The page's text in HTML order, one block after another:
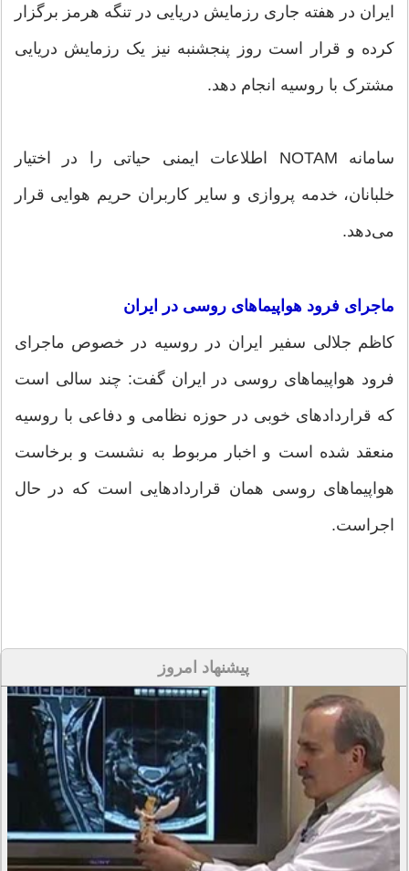
ایران در هفته جاری رزمایش دریایی در تنگه هرمز برگزار
کرده و قرار است روز پنجشنبه نیز یک رزمایش دریایی
مشترک با روسیه انجام دهد.
سامانه NOTAM اطلاعات ایمنی حیاتی را در اختیار
خلبانان، خدمه پروازی و سایر کاربران حریم هوایی قرار
می‌دهد.
ماجرای فرود هواپیما‌های روسی در ایران
کاظم جلالی سفیر ایران در روسیه در خصوص ماجرای
فرود هواپیماهای روسی در ایران گفت: چند سالی است
که قراردادهای خوبی در حوزه نظامی و دفاعی با روسیه
منعقد شده است و اخبار مربوط به نشست و برخاست
هواپیماهای روسی همان قراردادهایی است که در حال
اجراست.
پیشنهاد امروز